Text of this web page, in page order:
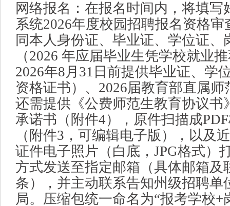
网络报名：在报名时间内，将填
系统2026年度校园招聘报名资格
同本人身份证、毕业证、学位证
（2026 年应届毕业生凭学校就业
2026年8月31日前提供毕业证、学
资格证书）、2026届教育部直属
还需提供《公费师范生教育协议书
承诺书（附件4），原件扫描成
（附件3，可编辑电子版），以及
证件电子照片（白底，JPG格式）
方式发送至指定邮箱（具体邮箱及
条），并主动联系告知州级招聘单
局。压缩包统一命名为“报考学校+